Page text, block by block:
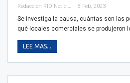
8 Feb, 2023
Se investiga la causa, cuántas son las
qué locales comerciales se produjeron
LEE MAS...